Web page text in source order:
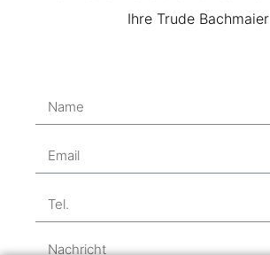
Ihre Trude Bachmaier